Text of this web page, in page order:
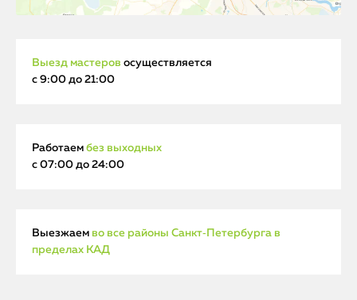
Выезд мастеров осуществляется
с 9:00 до 21:00
Работаем без выходных
с 07:00 до 24:00
Выезжаем во все районы Санкт‑Петербурга в
пределах КАД